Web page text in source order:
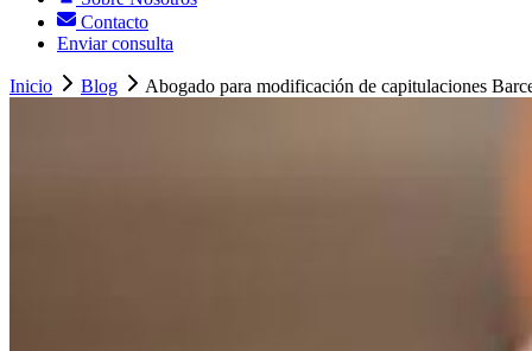
Contacto
Enviar consulta
Inicio Blog Abogado para modificación de capitulaciones